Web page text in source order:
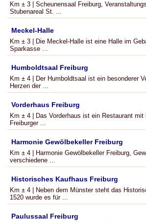
Km ± 3 | Scheunensaal Freiburg,
Stubenareal St. ...
Meckel-Halle
Km ± 3 | Die Meckel-Halle ist eine Halle im
Sparkasse ...
Humboldtsaal Freiburg
Km ± 4 | Der Humboldtsaal ist ein besonderer
Herzen der ...
Vorderhaus Freiburg
Km ± 4 | Das Vorderhaus ist ein Restaurant
Freiburger ...
Harmonie Gewölbekeller Freiburg
Km ± 4 | Harmonie Gewölbekeller Freiburg,
verschiedene ...
Historisches Kaufhaus Freiburg
Km ± 4 | Neben dem Münster steht das
1520 wurde es für ...
Paulussaal Freiburg